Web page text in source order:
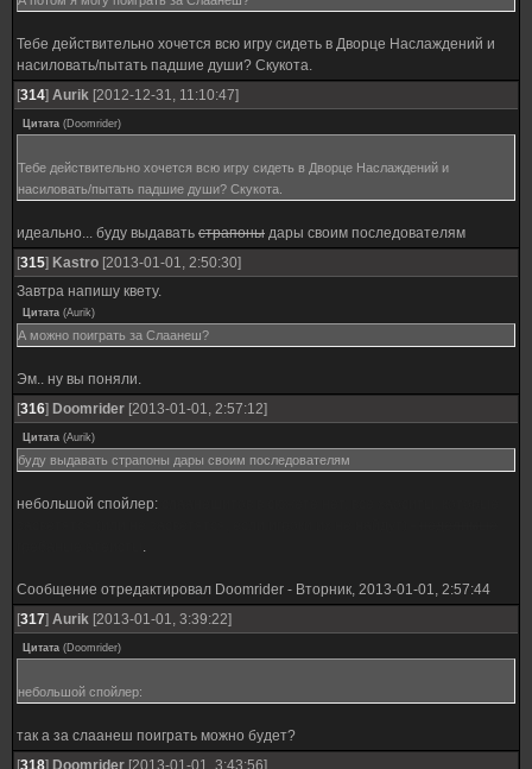
Тебе действительно хочется всю игру сидеть в Дворце Наслаждений и
насиловать/пытать падшие души? Скукота.
[314] Aurik [2012-12-31, 11:10:47]
Цитата (Doomrider)
Тебе действительно хочется всю игру сидеть в Дворце Наслаждений и
насиловать/пытать падшие души? Скукота.
идеально... буду выдавать страпоны дары своим последователям
[315] Kastro [2013-01-01, 2:50:30]
Завтра напишу квету.
Цитата (Aurik)
А можно поиграть за Слаанеш?
Эм.. ну вы поняли.
[316] Doomrider [2013-01-01, 2:57:12]
Цитата (Aurik)
буду выдавать страпоны дары своим последователям
небольшой спойлер:
.
Сообщение отредактировал Doomrider - Вторник, 2013-01-01, 2:57:44
[317] Aurik [2013-01-01, 3:39:22]
Цитата (Doomrider)
небольшой спойлер:
так а за слаанеш поиграть можно будет?
[318] Doomrider [2013-01-01, 3:43:56]